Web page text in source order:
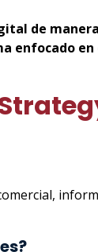
de
enfocado